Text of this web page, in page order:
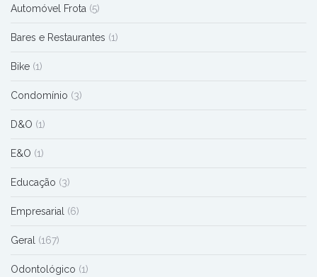
Automóvel Frota (5)
Bares e Restaurantes (1)
Bike (1)
Condomínio (3)
D&O (1)
E&O (1)
Educação (3)
Empresarial (6)
Geral (167)
Odontológico (1)